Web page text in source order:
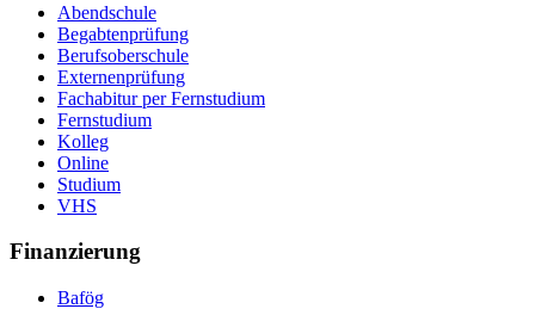
Abendschule
Begabtenprüfung
Berufsoberschule
Externenprüfung
Fachabitur per Fernstudium
Fernstudium
Kolleg
Online
Studium
VHS
Finanzierung
Bafög